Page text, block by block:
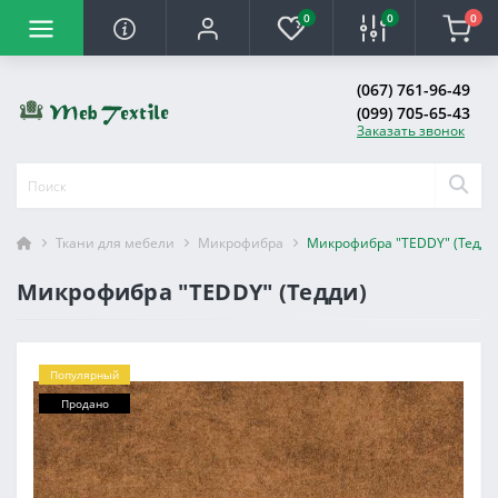
0 0 0
(067) 761-96-49
(099) 705-65-43
Заказать звонок
Ткани для мебели Микрофибра Микрофибра "TEDDY"
Микрофибра "TEDDY" (Тедди)
Популярный
Продано